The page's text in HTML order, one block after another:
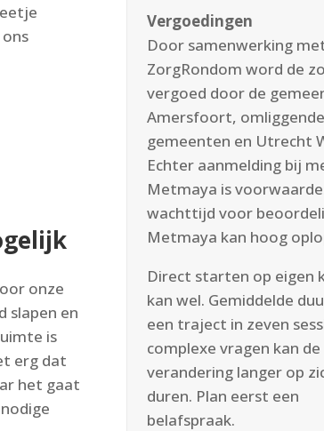
onze
slapen en
is
erg dat
het gaat
Vergoedingen
Door samenwerking
ZorgRondom word de
vergoed door de
Amersfoort, omliggende
gemeenten en Utrecht
Echter aanmelding bij
Metmaya is
wachttijd voor
Metmaya kan hoog
Direct starten op eigen
kan wel. Gemiddelde
een traject in zeven
complexe vragen kan de
verandering langer op
duren. Plan eerst een
belafspraak.